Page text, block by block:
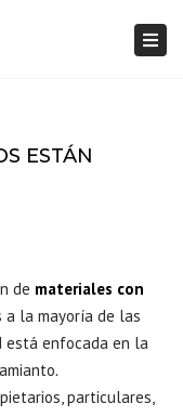
ESTÁN
de materiales con
a la mayoría de las
está enfocada en la
.
particulares,